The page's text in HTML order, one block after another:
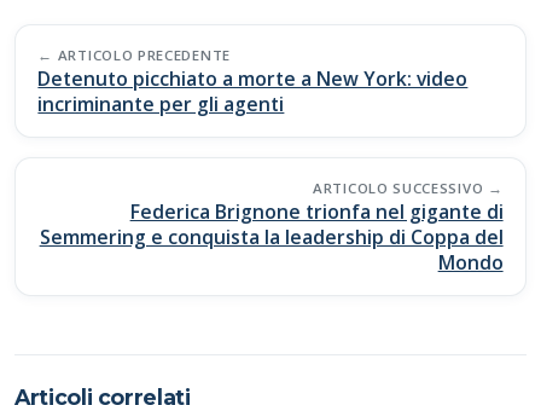
b
o
o
k
s
A
p
p
y
Li
n
k
di
vi
di
Post
navigation
ARTICOLO PRECEDENTE
Detenuto picchiato a morte a New York: video
incriminante per gli agenti
ARTICOLO SUCCESSIVO
Federica Brignone trionfa nel gigante di
Semmering e conquista la leadership di Coppa del
Mondo
Articoli correlati